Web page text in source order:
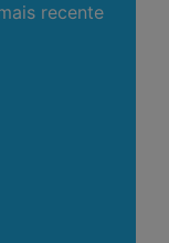
recente